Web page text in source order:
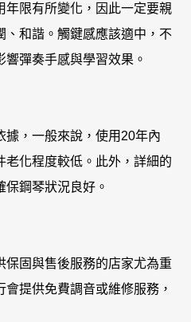
年限有所變化，因此一定要親
、和諧。觸鍵感應該適中，不
彈奏手感與學習效果。
據，一般來說，使用20年內
老化程度較低。此外，詳細的
鋼琴狀況良好。
保固與售後服務的店家尤為重
提供免費調音或維修服務，